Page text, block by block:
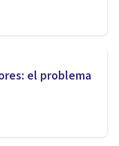
el problema